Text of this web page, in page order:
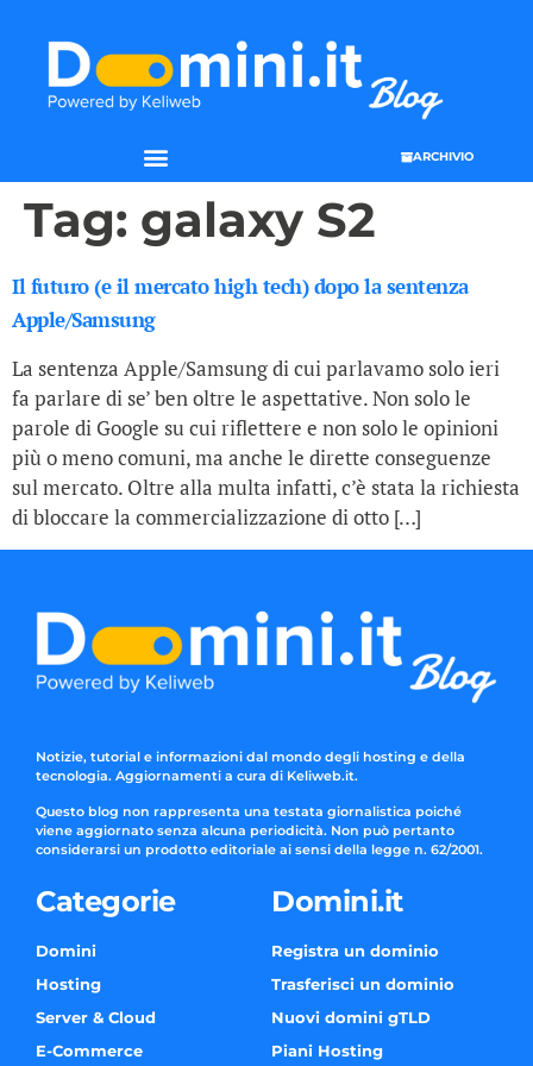
ARCHIVIO
Tag: galaxy S2
Il futuro (e il mercato high tech) dopo la sentenza
Apple/Samsung
La sentenza Apple/Samsung di cui parlavamo solo ieri
fa parlare di se’ ben oltre le aspettative. Non solo le
parole di Google su cui riflettere e non solo le opinioni
più o meno comuni, ma anche le dirette conseguenze
sul mercato. Oltre alla multa infatti, c’è stata la richiesta
di bloccare la commercializzazione di otto […]
Notizie, tutorial e informazioni dal mondo degli hosting e della
tecnologia. Aggiornamenti a cura di Keliweb.it.
Questo blog non rappresenta una testata giornalistica poiché
viene aggiornato senza alcuna periodicità. Non può pertanto
considerarsi un prodotto editoriale ai sensi della legge n. 62/2001.
Categorie
Domini
Hosting
Server & Cloud
E-Commerce
Domini.it
Registra un dominio
Trasferisci un dominio
Nuovi domini gTLD
Piani Hosting